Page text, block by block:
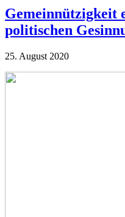
Gemeinnützigkeit
politischen
25. August 2020